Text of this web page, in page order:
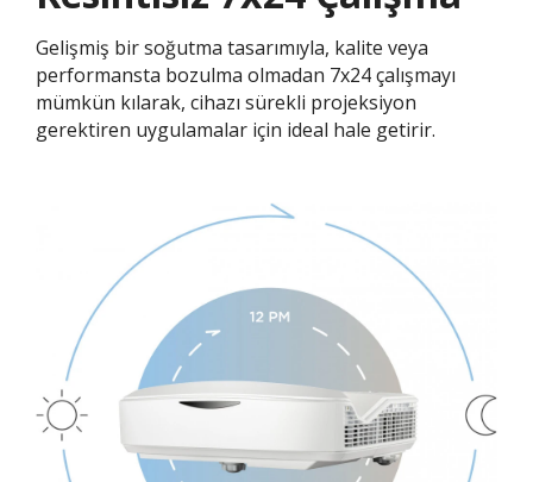
Gelişmiş bir soğutma tasarımıyla, kalite veya
performansta bozulma olmadan 7x24 çalışmayı
mümkün kılarak, cihazı sürekli projeksiyon
gerektiren uygulamalar için ideal hale getirir.​​